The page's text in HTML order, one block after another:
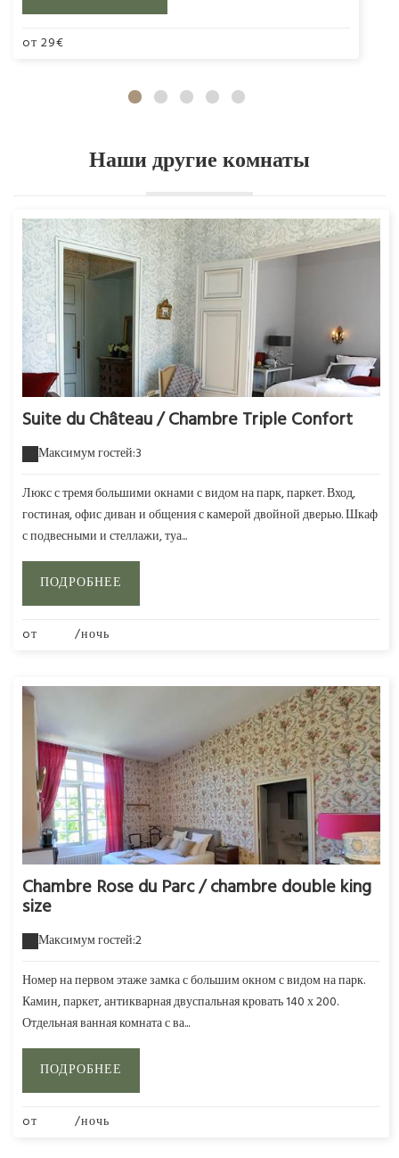
oт 29€
Наши другие комнаты
Suite du Château / Chambre Triple Confort
Максимум гостей:3
Люкс с тремя большими окнами с видом на парк, паркет. Вход,
гостиная, офис диван и общения с камерой двойной дверью. Шкаф
с подвесными и стеллажи, туа...
ПОДРОБНЕЕ
oт /ночь
Chambre Rose du Parc / chambre double king
size
Максимум гостей:2
Номер на первом этаже замка с большим окном с видом на парк.
Камин, паркет, антикварная двуспальная кровать 140 х 200.
Отдельная ванная комната с ва...
ПОДРОБНЕЕ
oт /ночь